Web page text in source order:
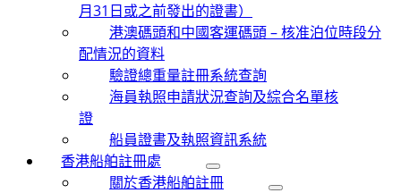
月31日或之前發出的證書）
港澳碼頭和中國客運碼頭 – 核准泊位時段分
配情況的資料
驗證總重量註冊系統查詢
海員執照申請狀況查詢及綜合名單核
證
船員證書及執照資訊系統
香港船舶註冊處
關於香港船舶註冊